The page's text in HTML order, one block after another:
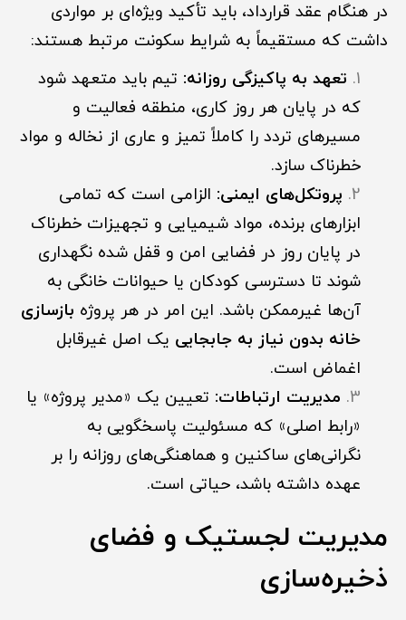
در هنگام عقد قرارداد، باید تأکید ویژه‌ای بر مواردی
داشت که مستقیماً به شرایط سکونت مرتبط هستند:
تعهد به پاکیزگی روزانه: تیم باید متعهد شود
که در پایان هر روز کاری، منطقه فعالیت و
مسیرهای تردد را کاملاً تمیز و عاری از نخاله و مواد
خطرناک سازد.
پروتکل‌های ایمنی: الزامی است که تمامی
ابزارهای برنده، مواد شیمیایی و تجهیزات خطرناک
در پایان روز در فضایی امن و قفل شده نگهداری
شوند تا دسترسی کودکان یا حیوانات خانگی به
آن‌ها غیرممکن باشد. این امر در هر پروژه بازسازی
خانه بدون نیاز به جابجایی یک اصل غیرقابل
اغماض است.
مدیریت ارتباطات: تعیین یک «مدیر پروژه» یا
«رابط اصلی» که مسئولیت پاسخگویی به
نگرانی‌های ساکنین و هماهنگی‌های روزانه را بر
عهده داشته باشد، حیاتی است.
مدیریت لجستیک و فضای
ذخیره‌سازی